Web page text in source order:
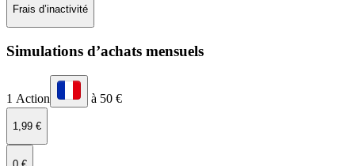
Frais d’inactivité
Simulations d’achats mensuels
1 Action à 50 €
1,99 €